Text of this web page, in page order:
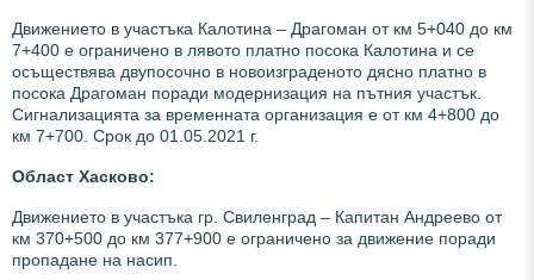
Движението в участъка Калотина – Драгоман от км 5+040 до км
7+400 е ограничено в лявото платно посока Калотина и се
осъществява двупосочно в новоизграденото дясно платно в
посока Драгоман поради модернизация на пътния участък.
Сигнализацията за временната организация е от км 4+800 до
км 7+700. Срок до 01.05.2021 г.
Област Хасково:
Движението в участъка гр. Свиленград – Капитан Андреево от
км 370+500 до км 377+900 е ограничено за движение поради
пропадане на насип.